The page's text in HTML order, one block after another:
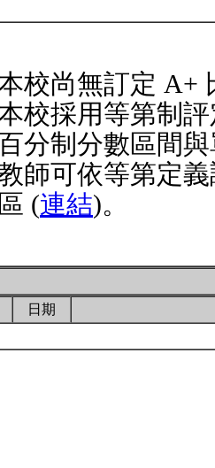
校尚無訂定 A+
校採用等第制
分制分數區間
師可依等第定
區 (連結)。
日期